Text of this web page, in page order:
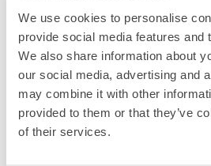
We use cookies to personalise
provide social media features and
We also share information about
our social media, advertising and
may combine it with other
provided to them or that they’ve
of their services.
保管できる荷物数
大:12/ ¥700小:1/ ¥300
万が一に備えた安
荷物の破損、盗難等万が一に備え
犬山駅の人気預
名古屋高島屋